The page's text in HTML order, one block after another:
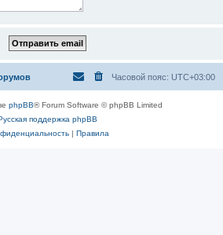
Часовой пояс: UTC+03:00
phpBB® Forum Software © phpBB Limited
поддержка phpBB
| Правила